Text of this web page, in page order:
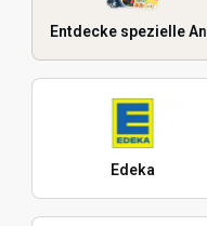
Entdecke spezielle
Edeka